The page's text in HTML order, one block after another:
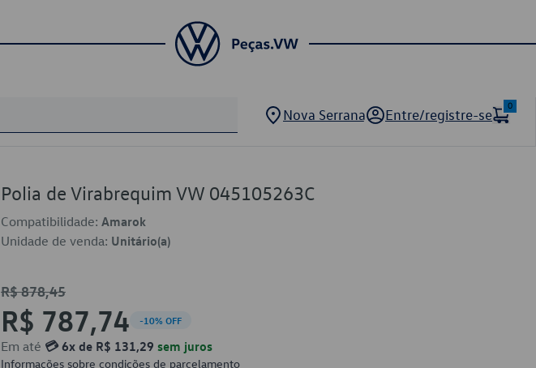
Nova Serrana Entre/registre-se
0
Polia de Virabrequim VW 045105263C
Compatibilidade: Amarok
Unidade de venda: Unitário(a)
R$ 878,45
R$ 787,74 -10% OFF
Em até 💳 6x de R$ 131,29 sem juros
Informações sobre condições de parcelamento